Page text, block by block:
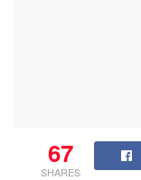
67
SHARES